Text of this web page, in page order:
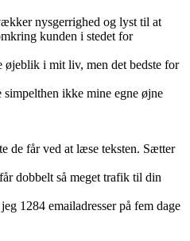
nysgerrighed og lyst til at
kunden i stedet for
øjeblik i mit liv, men det bedste for
simpelthen ikke mine egne øjne
de får ved at læse teksten. Sætter
dobbelt så meget trafik til din
1284 emailadresser på fem dage